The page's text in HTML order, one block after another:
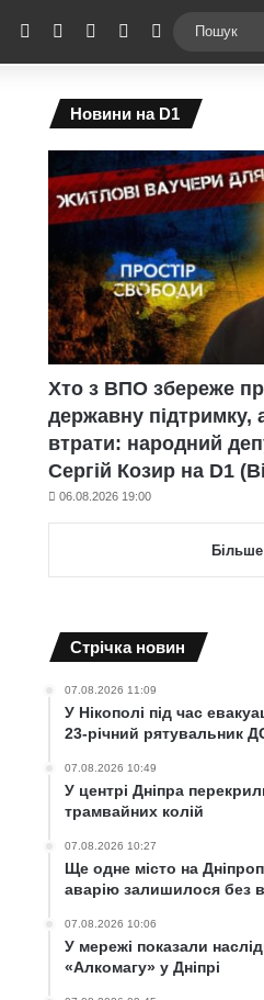
Facebook YouTubeInstagramTelegramSwitch skin
Новини на D1
Хто з ВПО збереже
державну підтримку,
втрати: народний
Сергій Козир на D1
06.08.2026 19:00
Більше
Cтрічка новин
07.08.2026 11:09
У Нікополі під час
23-річний рятувальник
07.08.2026 10:49
У центрі Дніпра
трамвайних колій
07.08.2026 10:27
Ще одне місто на
аварію залишилося без
07.08.2026 10:06
У мережі показали
«Алкомагу» у Дніпрі